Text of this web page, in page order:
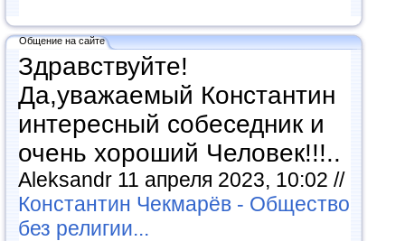
Общение на сайте
Здравствуйте!
Да,уважаемый Константин
интересный собеседник и
очень хороший Человек!!!..
Aleksandr 11 апреля 2023, 10:02 //
Константин Чекмарёв - Общество
без религии...